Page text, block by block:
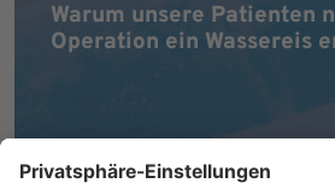
Warum unsere Patienten
Operation ein Wassereis